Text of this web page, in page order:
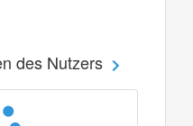
des Nutzers